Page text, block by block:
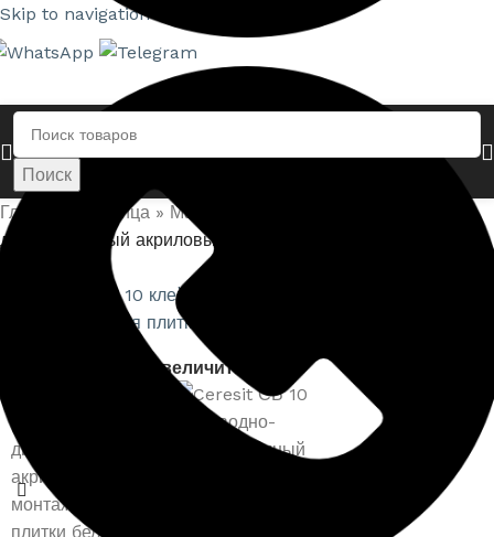
Skip to navigation
Поиск
Главная страница » Магазин
Ceresit СВ 10 клей водно-
дисперсионный акриловый монтажный для плитки белый
Нажмите, чтобы увеличить